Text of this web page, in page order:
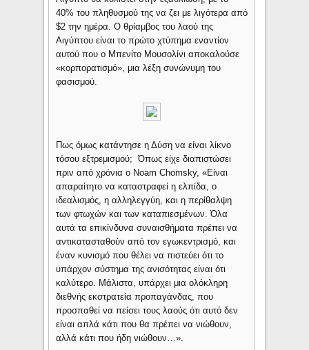
40% του πληθυσμού της να ζει με λιγότερα από
$2 την ημέρα. Ο θρίαμβος του λαού της
Αιγύπτου είναι το πρώτο χτύπημα εναντίον
αυτού που ο Μπενίτο Μουσολίνι αποκαλούσε
«κορπορατισμό», μια λέξη συνώνυμη του
φασισμού.
Πως όμως κατάντησε η Δύση να είναι λίκνο
τόσου εξτρεμισμού; Όπως είχε διαπιστώσει
πριν από χρόνια ο Noam Chomsky, «Είναι
απαραίτητο να καταστραφεί η ελπίδα, ο
ιδεαλισμός, η αλληλεγγύη, και η περίθαλψη
των φτωχών και των καταπιεσμένων. Όλα
αυτά τα επικίνδυνα συναισθήματα πρέπει να
αντικατασταθούν από τον εγωκεντρισμό, και
έναν κυνισμό που θέλει να πιστεύει ότι το
υπάρχον σύστημα της ανισότητας είναι ότι
καλύτερο. Μάλιστα, υπάρχει μια ολόκληρη
διεθνής εκστρατεία προπαγάνδας, που
προσπαθεί να πείσει τους λαούς ότι αυτό δεν
είναι απλά κάτι που θα πρέπει να νιώθουν,
αλλά κάτι που ήδη νιώθουν…».